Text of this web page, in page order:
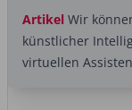
Artikel Wir
künstlicher
virtuellen